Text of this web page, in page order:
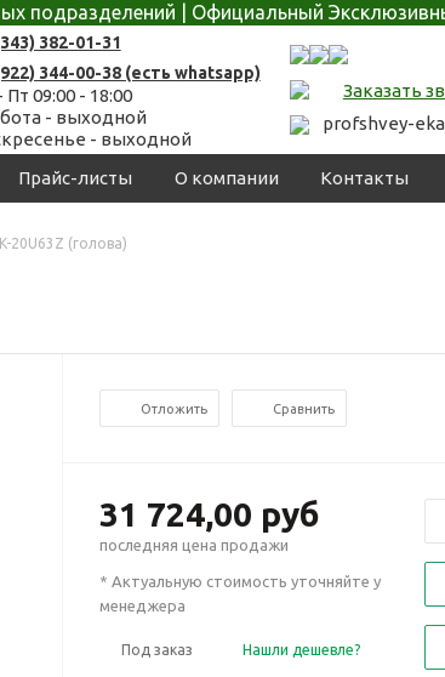
подразделений | Официальный
382-01-31
344-00-38 (есть whatsapp)
Пт 09:00 - 18:00
- выходной
- выходной
Заказать
profshvey-
Прайс-листы О компании Контакты
20U63Z (голова)
Отложить Сравнить
31 724,00 руб
последняя цена продажи
* Актуальную стоимость уточняйте у
менеджера
Под заказ Нашли дешевле?